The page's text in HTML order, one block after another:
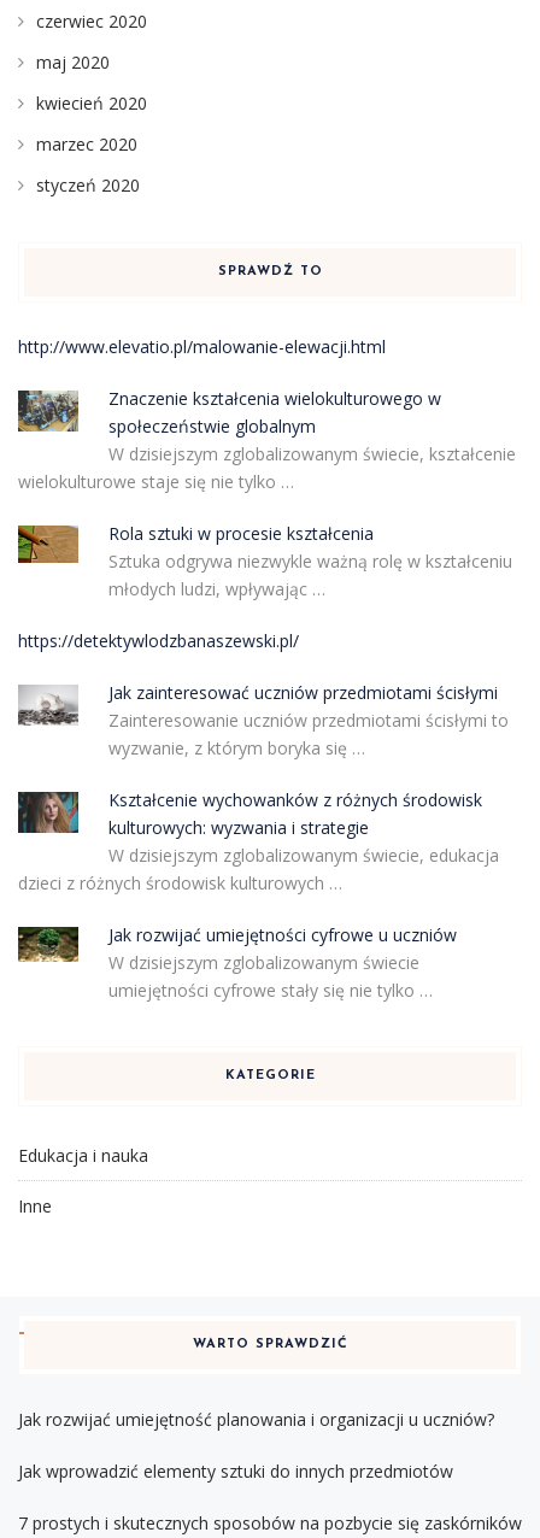
czerwiec 2020
maj 2020
kwiecień 2020
marzec 2020
styczeń 2020
SPRAWDŹ TO
http://www.elevatio.pl/malowanie-elewacji.html
Znaczenie kształcenia wielokulturowego w
społeczeństwie globalnym
W dzisiejszym zglobalizowanym świecie, kształcenie
wielokulturowe staje się nie tylko …
Rola sztuki w procesie kształcenia
Sztuka odgrywa niezwykle ważną rolę w kształceniu
młodych ludzi, wpływając …
https://detektywlodzbanaszewski.pl/
Jak zainteresować uczniów przedmiotami ścisłymi
Zainteresowanie uczniów przedmiotami ścisłymi to
wyzwanie, z którym boryka się …
Kształcenie wychowanków z różnych środowisk
kulturowych: wyzwania i strategie
W dzisiejszym zglobalizowanym świecie, edukacja
dzieci z różnych środowisk kulturowych …
Jak rozwijać umiejętności cyfrowe u uczniów
W dzisiejszym zglobalizowanym świecie
umiejętności cyfrowe stały się nie tylko …
KATEGORIE
Edukacja i nauka
Inne
WARTO SPRAWDZIĆ
Jak rozwijać umiejętność planowania i organizacji u uczniów?
Jak wprowadzić elementy sztuki do innych przedmiotów
7 prostych i skutecznych sposobów na pozbycie się zaskórników